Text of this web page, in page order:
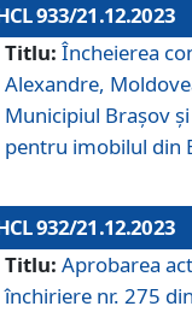
933/21.12.2023
Titlu: Încheierea
Alexandre,
Municipiul Braşov
pentru imobilul din
932/21.12.2023
Titlu: Aprobarea
închiriere nr. 275